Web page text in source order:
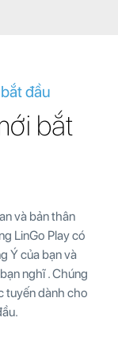
đầu
bắt
và bản thân
LinGo Play có
Ý của bạn và
nghĩ . Chúng
tuyến dành cho